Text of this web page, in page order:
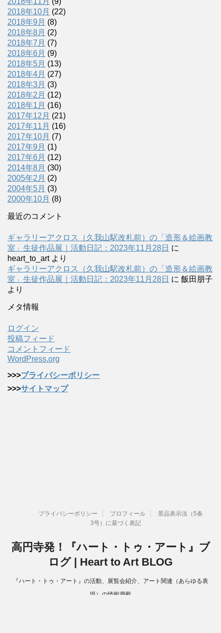
2018年10月 (22)
2018年9月 (8)
2018年8月 (2)
2018年7月 (7)
2018年6月 (9)
2018年5月 (13)
2018年4月 (27)
2018年3月 (3)
2018年2月 (12)
2018年1月 (16)
2017年12月 (21)
2017年11月 (16)
2017年10月 (7)
2017年9月 (1)
2017年6月 (12)
2014年8月 (30)
2005年2月 (2)
2004年5月 (3)
2000年10月 (8)
最近のコメント
ギャラリーアクロス（久我山駅改札前）の「造形＆絵画教
室」生徒作品展｜活動日記：2023年11月28日 に
heart_to_artより
ギャラリーアクロス（久我山駅改札前）の「造形＆絵画教
室」生徒作品展｜活動日記：2023年11月28日 に 飯田朋子
より
メタ情報
ログイン
投稿フィード
コメントフィード
WordPress.org
>>>プライバシーポリシー
>>>サイトマップ
プライバシーポリシー プロフィール
景品表示法（5条
3号）に基づく表記
高円寺発！『ハート・トゥ・アート』ブ
ログ | Heart to Art BLOG
『ハート・トゥ・アート』の活動、展覧会紹介、アート関連（あらゆる表
現）の情報満載